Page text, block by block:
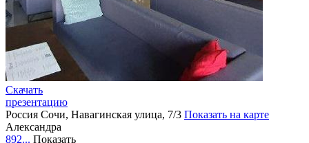
Скачать
презентацию
Россия Сочи, Навагинская улица, 7/3 Показать на карте
Александра
892... Показать